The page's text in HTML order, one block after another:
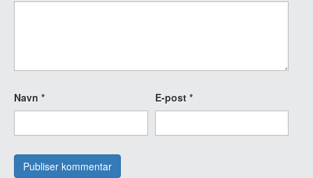
Navn * E-post *